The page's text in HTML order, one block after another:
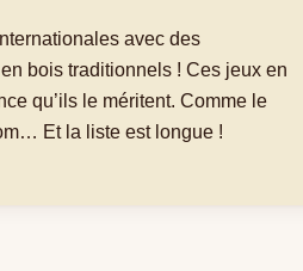
avec des
bois traditionnels ! Ces jeux en
qu’ils le méritent. Comme le
Et la liste est longue !